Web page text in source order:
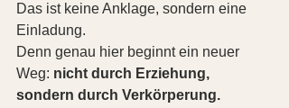
Das ist keine Anklage, sondern eine
Einladung.
Denn genau hier beginnt ein neuer
Weg: nicht durch Erziehung,
sondern durch Verkörperung.